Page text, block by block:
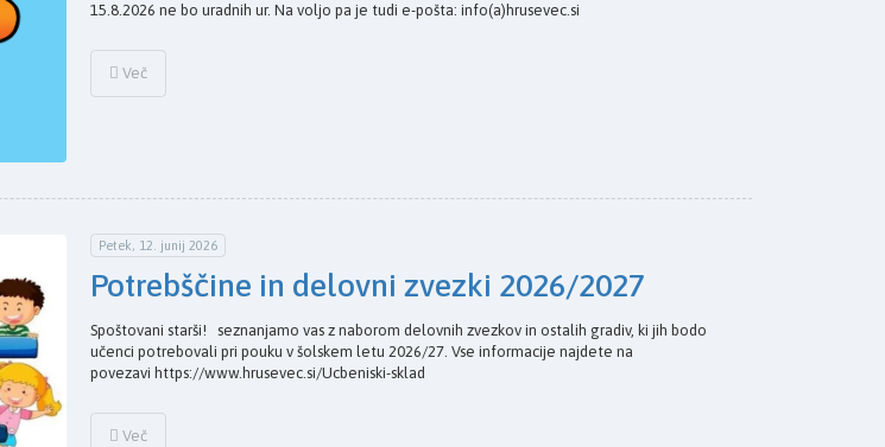
15.8.2026 ne bo uradnih ur. Na voljo pa je tudi e-pošta: info(a)hrusevec.si
Več
Petek, 12. junij 2026
Potrebščine in delovni zvezki 2026/2027
Spoštovani starši! seznanjamo vas z naborom delovnih zvezkov in ostalih gradiv, ki jih bodo
učenci potrebovali pri pouku v šolskem letu 2026/27. Vse informacije najdete na
povezavi https://www.hrusevec.si/Ucbeniski-sklad
Več